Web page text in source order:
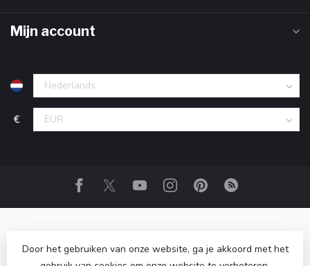
Mijn account
€
Door het gebruiken van onze website, ga je akkoord met het